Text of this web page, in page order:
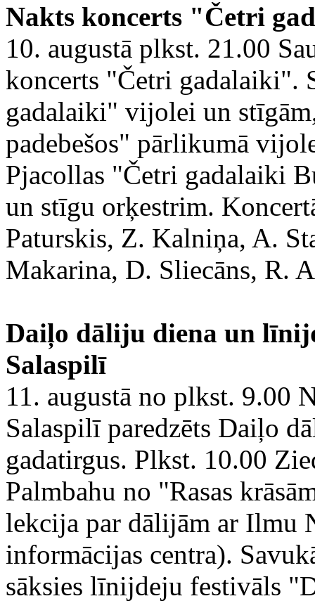
Nakts koncerts "Četri
10. augustā plkst. 21.00
koncerts "Četri gadalaiki".
gadalaiki" vijolei un
padebešos" pārlikumā
Pjacollas "Četri gadalaiki
un stīgu orķestrim.
Paturskis, Z. Kalniņa, A.
Makarina, D. Sliecāns, R.
Daiļo dāliju diena un
Salaspilī
11. augustā no plkst. 9.00
Salaspilī paredzēts Daiļo
gadatirgus. Plkst. 10.00
Palmbahu no "Rasas
lekcija par dālijām ar Ilmu
informācijas centra).
sāksies līnijdeju festivāls